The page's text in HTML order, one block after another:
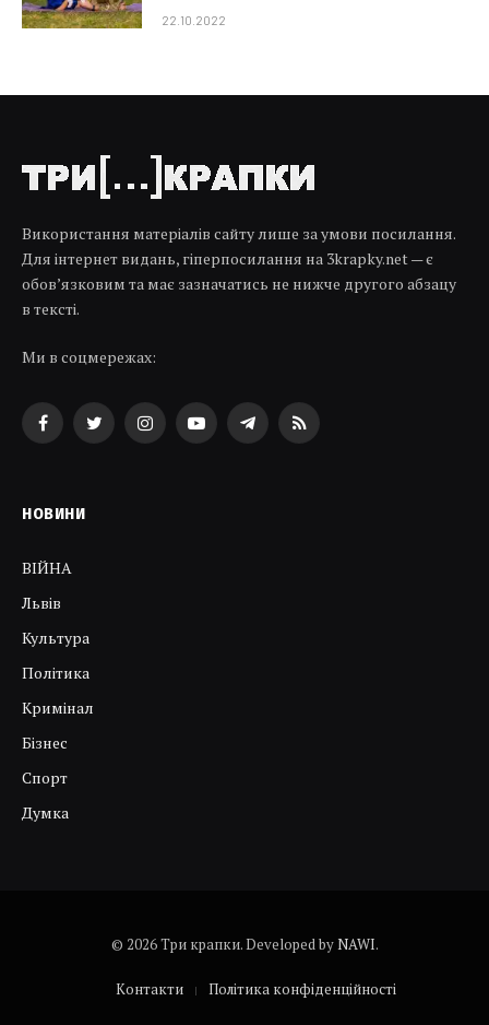
22.10.2022
Використання матеріалів сайту лише за умови посилання.
Для інтернет видань, гіперпосилання на 3krapky.net — є
обов’язковим та має зазначатись не нижче другого абзацу
в тексті.
Ми в соцмережах:
FacebookTwitterInstagramYouTubeTelegramRSS
НОВИНИ
ВІЙНА
Львів
Культура
Політика
Кримінал
Бізнес
Спорт
Думка
© 2026 Три крапки. Developed byNAWI.
Контакти Політика конфіденційності